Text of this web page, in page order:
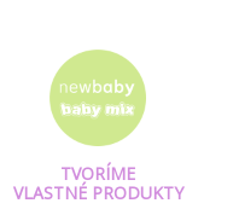
TVORÍME
VLASTNÉ PRODUKTY